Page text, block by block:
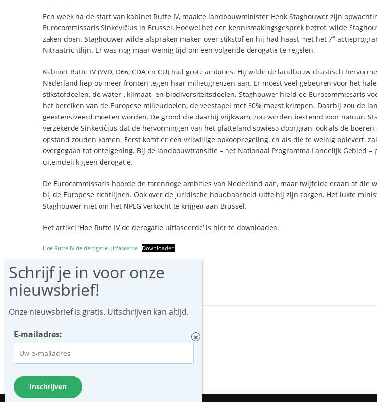
Een week na de start van kabinet Rutte IV, maakte landbouwminister Henk Staghouwer zijn
Eurocommissaris Sinkeviĉius in Brussel. Hoewel het een kennismakingsgesprek betrof, wilde
zaken doen. Staghouwer wilde afspraken maken over stikstof en hij had haast met het 7e
Nitraatrichtlijn. Er was nog maar weinig tijd om een volgende derogatie te regelen.
Kabinet Rutte IV (VVD, D66, CDA en CU) had grote ambities. Hij wilde de landbouw drastisch
Nederland liep op meer fronten tegen haar milieugrenzen aan. Er moest veel gebeuren voor het
stikstofdoelen, de water-, klimaat- en biodiversiteitsdoelen. Staghouwer hield de Eurocommissaris
het bereiken van de Europese milieudoelen, de veestapel met 30% moest krimpen. Daarbij zou de
geëxtensiveerd moeten worden. De grond die daarbij vrijkwam, zou worden bestemd voor natuur.
verzekerde Sinkeviĉius dat de hervormingen van het platteland sowieso doorgaan, ook als de boeren
opstand zouden komen. Eerst komt er een vrijwillige opkoopregeling, en als die te weinig oplevert,
overgegaan tot onteigening. Bij de landbouwtransitie – het Nationaal Programma Landelijk Gebied –
uiteindelijk geen derogatie.
De Eurocommissaris hoorde de torenhoge ambities van Nederland aan, maar twijfelde eraan of die
bij de Europese richtlijnen. Ook over de juridische houdbaarheid uitte hij zijn zorgen. Het lukte
Staghouwer niet om het NPLG verkocht te krijgen aan Brussel.
Het artikel ‘Hoe Rutte IV de derogatie uitfaseerde’ is hier te downloaden.
Hoe Rutte IV de derogatie uitfaseerde Downloaden
Deel via:
F
a
c
e
b
o
o
k
T
w
itt ai
h
at
A
p
k
dI
n
Onze nieuwsbrief is gratis. Uitschrijven kan altijd.
E-mailadres: